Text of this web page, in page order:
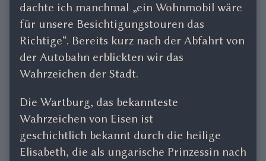
dachte ich manchmal „ein Wohnmobil wäre
für unsere Besichtigungstouren das
Richtige“. Bereits kurz nach der Abfahrt von
der Autobahn erblickten wir das
Wahrzeichen der Stadt.
Die Wartburg, das bekannteste
Wahrzeichen von Eisen ist
geschichtlich bekannt durch die heilige
Elisabeth, die als ungarische Prinzessin nach